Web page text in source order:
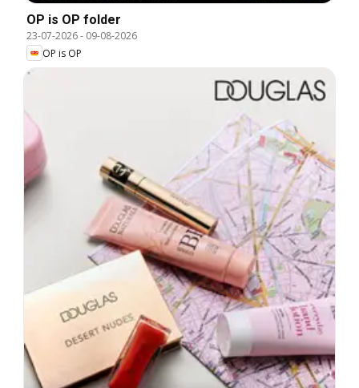
OP is OP folder
23-07-2026- 09-08-2026
OP is OP